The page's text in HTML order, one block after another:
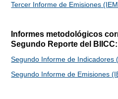
Tercer Informe de Emisiones (IEM
Informes metodológicos
Segundo Reporte del BIICC:
Segundo Informe de Indicadores
Segundo Informe de Emisiones